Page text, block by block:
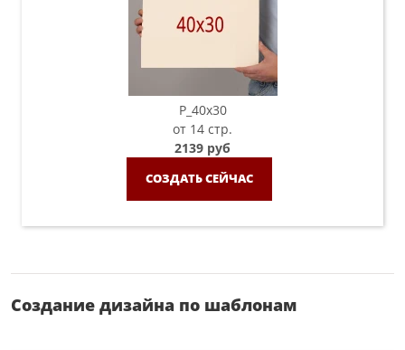
P_40х30
от 14 стр.
2139 руб
СОЗДАТЬ СЕЙЧАС
Создание дизайна по шаблонам